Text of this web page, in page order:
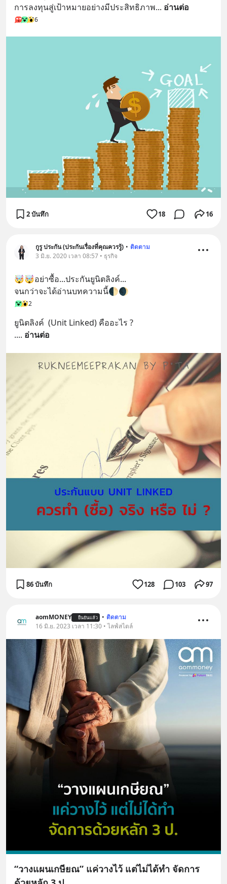
การลงทุนสู่เป้าหมายอย่างมีประสิทธิภาพ... อ่านต่อ
6
2 บันทึก 18 16
กูรู ประกัน (ประกันเรื่องที่คุณควรรู้) • ติดตาม
3 มิ.ย. 2020 เวลา 08:57 • ธุรกิจ
🤯🤯อย่าซื้อ...ประกันยูนิตลิงค์...
จนกว่าจะได้อ่านบทความนี้🌓🌒
2
ยูนิตลิงค์  (Unit Linked) คืออะไร ?
.... อ่านต่อ
86 บันทึก 128 103 97
aomMONEY ยืนยันแล้ว • ติดตาม
16 มิ.ย. 2023 เวลา 11:30 • ไลฟ์สไตล์
“วางแผนเกษียณ” แค่วางไว้ แต่ไม่ได้ทำ จัดการ